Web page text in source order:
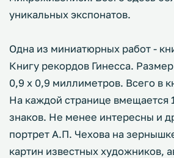
уникальных экспонатов.
Одна из миниатюрных работ -
Книгу рекордов Гинесса.
0,9 х 0,9 миллиметров. Всего в
На каждой странице вмещается
знаков. Не менее интересны и
портрет А.П. Чехова на
картин известных художников,